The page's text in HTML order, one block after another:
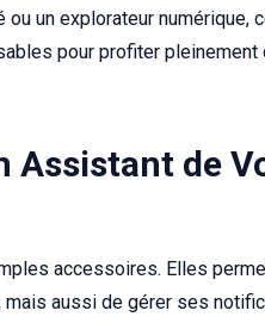
un explorateur numérique,
pour profiter pleinement
Assistant de
accessoires. Elles
mais aussi de gérer ses